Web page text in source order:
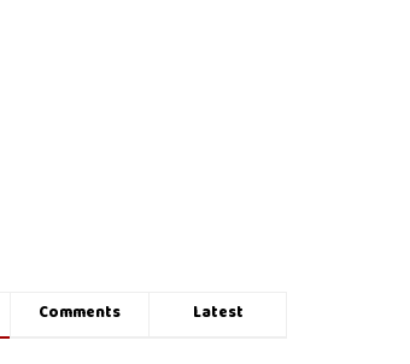
Comments Latest